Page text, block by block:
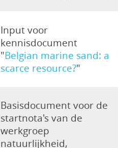
Input voor
kennisdocument
"Belgian marine sand: a
scarce resource?"
Basisdocument voor de
startnota's van de
werkgroep
natuurlijkheid,